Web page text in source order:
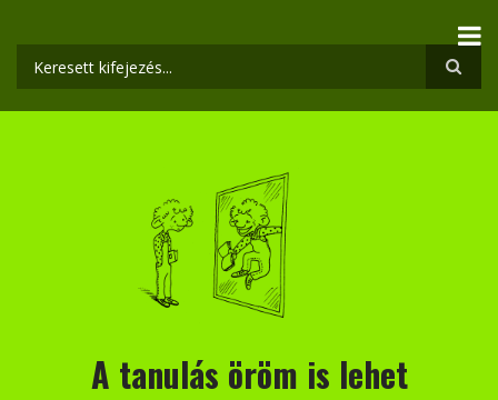
tartalomra
Keresés
A tanulás öröm is lehet